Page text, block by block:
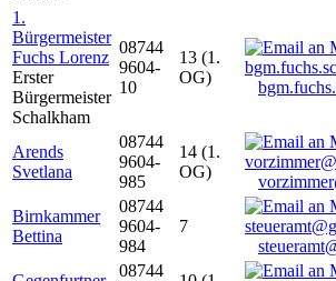
1.
Bürgermeister
Fuchs Lorenz
Erster
Bürgermeister
Schalkham
08744
9604-
10
13 (1.
OG)
Arends
Svetlana
08744
9604-
985
14 (1.
OG)
Birnkammer
Bettina
08744
9604-
984
7
08744